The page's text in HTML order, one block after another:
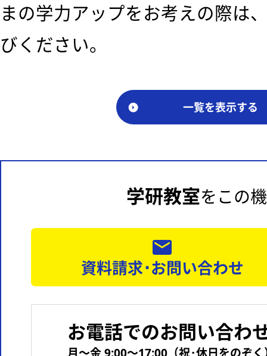
まの学力アップをお考えの際は
びください。
一覧を表示する
学研教室をこの
資料請求･お問い合わせ
お電話でのお問い合わ